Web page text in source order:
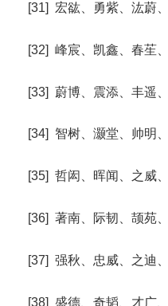
[31] 宏谹、勇紫、汯蔚
[32] 峰宸、凯鑫、春苼
[33] 蔚博、震添、丰遥
[34] 智树、灏堂、帅明
[35] 哲闳、晖闻、之威
[36] 著南、际韧、颉苑
[37] 强秋、忠威、之迪
[38] 盛德、奇韬、才广